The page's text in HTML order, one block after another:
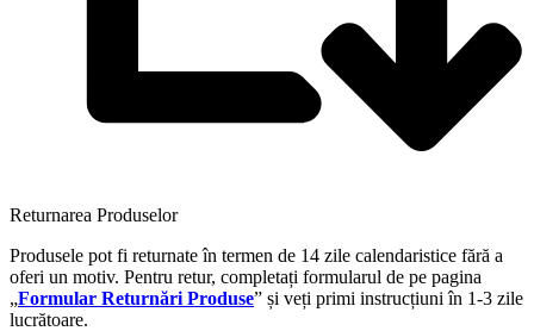
Returnarea Produselor
Produsele pot fi returnate în termen de 14 zile calendaristice fără a
oferi un motiv. Pentru retur, completați formularul de pe pagina
„Formular Returnări Produse” și veți primi instrucțiuni în 1-3 zile
lucrătoare.